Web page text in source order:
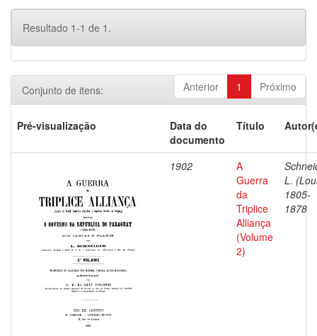
Resultado 1-1 de 1.
Anterior 1 Próximo
Conjunto de itens:
Pré-visualização
Data do
documento
Título
1902
A
Guerra
da
Triplice
Alliança
(Volume
2)
L.
1805-
1878